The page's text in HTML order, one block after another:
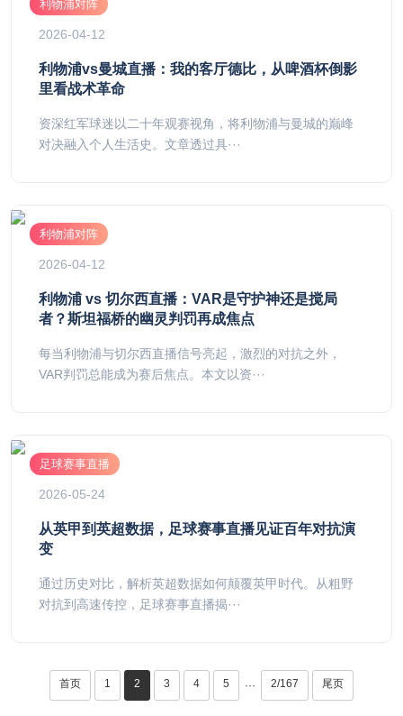
利物浦对阵
2026-04-12
利物浦vs曼城直播：我的客厅德比，从啤酒杯倒影
里看战术革命
资深红军球迷以二十年观赛视角，将利物浦与曼城的巅峰
对决融入个人生活史。文章透过具···
利物浦对阵
2026-04-12
利物浦 vs 切尔西直播：VAR是守护神还是搅局
者？斯坦福桥的幽灵判罚再成焦点
每当利物浦与切尔西直播信号亮起，激烈的对抗之外，
VAR判罚总能成为赛后焦点。本文以资···
足球赛事直播
2026-05-24
从英甲到英超数据，足球赛事直播见证百年对抗演
变
通过历史对比，解析英超数据如何颠覆英甲时代。从粗野
对抗到高速传控，足球赛事直播揭···
首页 1 2 3 4 5 ··· 2/167 尾页